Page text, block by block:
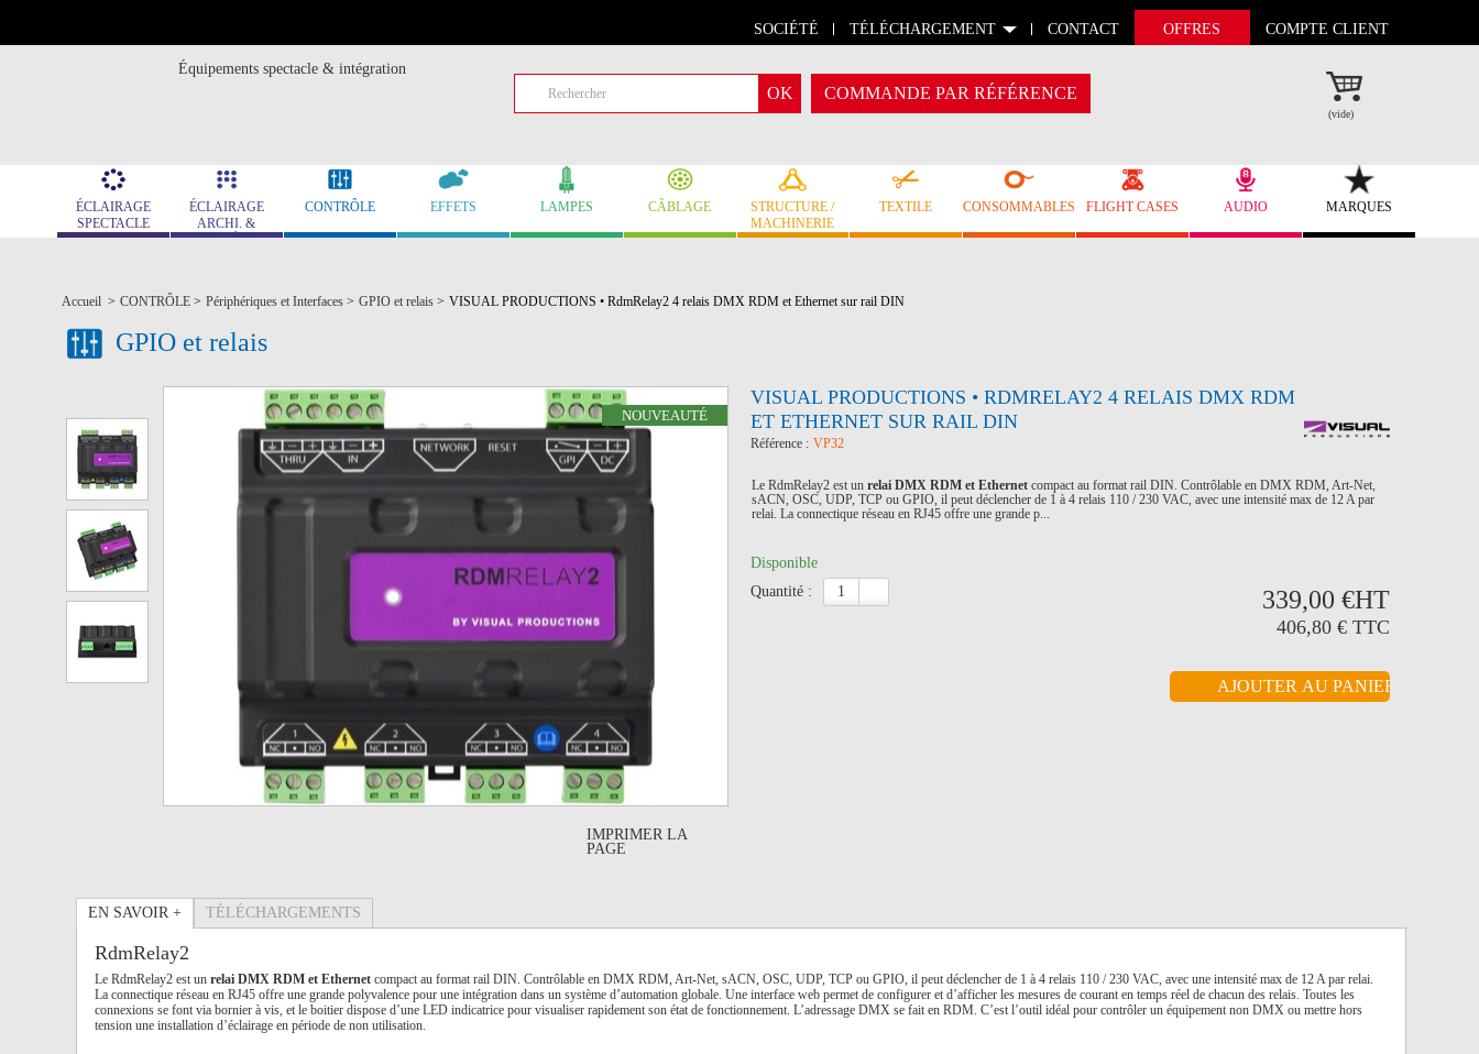
SOCIÉTÉ TÉLÉCHARGEMENT CONTACT OFFRES COMPTE CLIENT
Équipements spectacle & intégration
(vide)
COMMANDE PAR RÉFÉRENCE
ÉCLAIRAGE
SPECTACLE
ÉCLAIRAGE
ARCHI. &
MUSÉO.
CONTRÔLE EFFETS LAMPES CÂBLAGE
STRUCTURE /
MACHINERIE
TEXTILE CONSOMMABLES FLIGHT CASES AUDIO MARQUES
Accueil > CONTRÔLE > Périphériques et Interfaces > GPIO et relais > VISUAL PRODUCTIONS • RdmRelay2 4 relais DMX RDM et Ethernet sur rail DIN
GPIO et relais
NOUVEAUTÉ
IMPRIMER LA
PAGE
VISUAL PRODUCTIONS • RDMRELAY2 4 RELAIS DMX RDM
ET ETHERNET SUR RAIL DIN
Référence : VP32
Le RdmRelay2 est un relai DMX RDM et Ethernet compact au format rail DIN. Contrôlable en DMX RDM, Art-Net,
sACN, OSC, UDP, TCP ou GPIO, il peut déclencher de 1 à 4 relais 110 / 230 VAC, avec une intensité max de 12 A par
relai. La connectique réseau en RJ45 offre une grande p...
Disponible
quantité :
339,00 €HT
406,80 € TTC
EN SAVOIR + TÉLÉCHARGEMENTS
RdmRelay2
Le RdmRelay2 est un relai DMX RDM et Ethernet compact au format rail DIN. Contrôlable en DMX RDM, Art-Net, sACN, OSC, UDP, TCP ou GPIO, il peut déclencher de 1 à 4 relais 110 / 230 VAC, avec une intensité max de 12 A par relai.
La connectique réseau en RJ45 offre une grande polyvalence pour une intégration dans un système d’automation globale. Une interface web permet de configurer et d’afficher les mesures de courant en temps réel de chacun des relais. Toutes les
connexions se font via bornier à vis, et le boitier dispose d’une LED indicatrice pour visualiser rapidement son état de fonctionnement. L’adressage DMX se fait en RDM. C’est l’outil idéal pour contrôler un équipement non DMX ou mettre hors
tension une installation d’éclairage en période de non utilisation.